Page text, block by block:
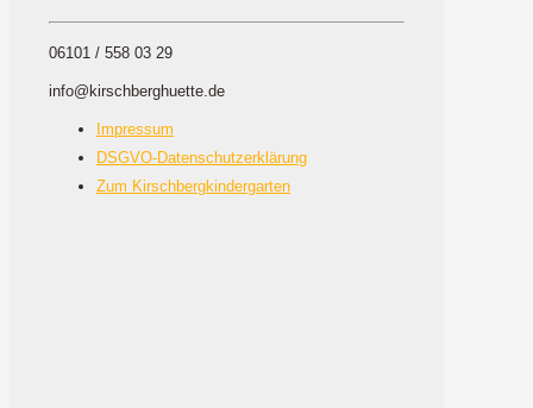
06101 / 558 03 29
info@kirschberghuette.de
Impressum
DSGVO-Datenschutzerklärung
Zum Kirschbergkindergarten